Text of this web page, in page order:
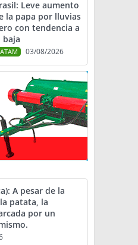
Leve aumento
la papa por lluvias
con tendencia a
baja
03/08/2026
A pesar de la
patata, la
por un